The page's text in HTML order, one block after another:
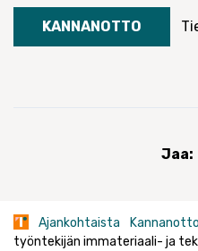
KANNANOTTO
Jaa:
Ajankohtaista Kannanotto
työntekijän immateriaali- ja